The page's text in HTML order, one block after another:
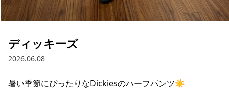
ムラサキスポーツ 公式アプリ
ディッキーズ
2026.06.08
暑い季節にぴったりなDickiesのハーフパンツ☀️